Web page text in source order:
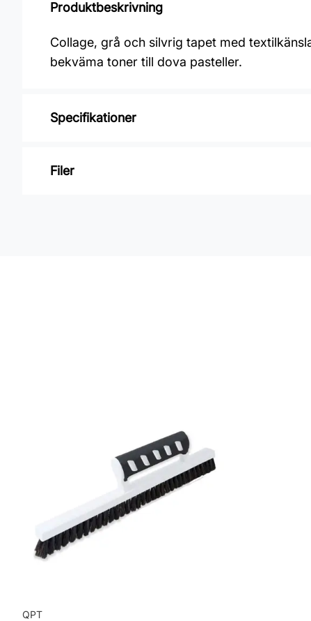
Produktbeskrivning
Collage, grå och silvrig tapet med
bekväma toner till dova pasteller.
Specifikationer
Varumärke: Midbec Tapeter
Filer
QPT